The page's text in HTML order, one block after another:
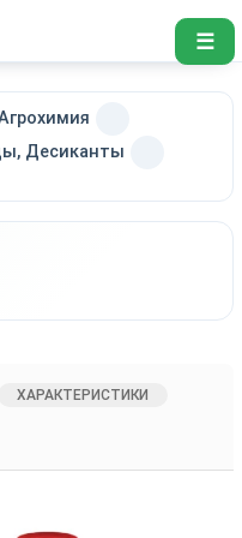
☰
Десиканты
ХАРАКТЕРИСТИКИ